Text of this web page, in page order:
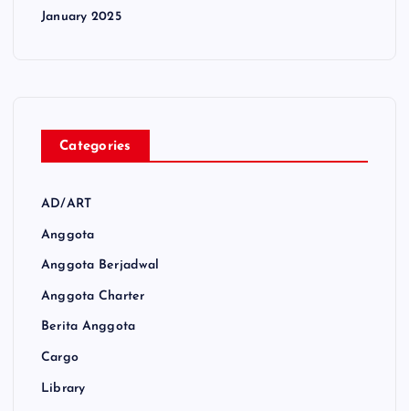
January 2025
Categories
AD/ART
Anggota
Anggota Berjadwal
Anggota Charter
Berita Anggota
Cargo
Library